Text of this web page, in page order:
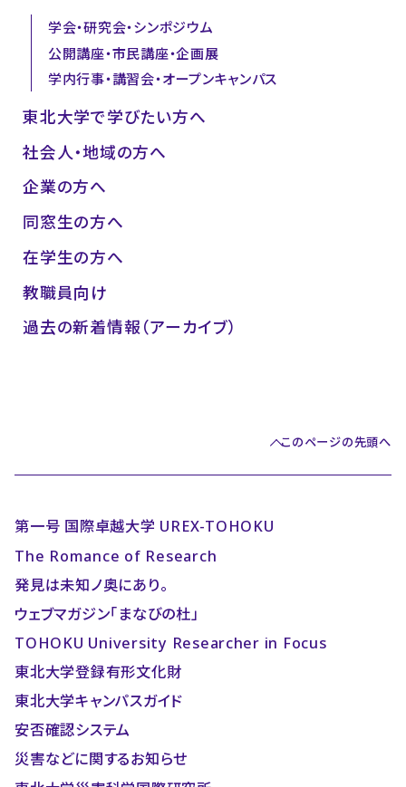
学会・研究会・シンポジウム
公開講座・市民講座・企画展
学内行事・講習会・オープンキャンパス
東北大学で学びたい方へ
社会人・地域の方へ
企業の方へ
同窓生の方へ
在学生の方へ
教職員向け
過去の新着情報（アーカイブ）
このページの先頭へ
第一号 国際卓越大学 UREX-TOHOKU
The Romance of Research
発見は未知ノ奥にあり。
ウェブマガジン「まなびの杜」
TOHOKU University Researcher in Focus
東北大学登録有形文化財
東北大学キャンパスガイド
安否確認システム
災害などに関するお知らせ